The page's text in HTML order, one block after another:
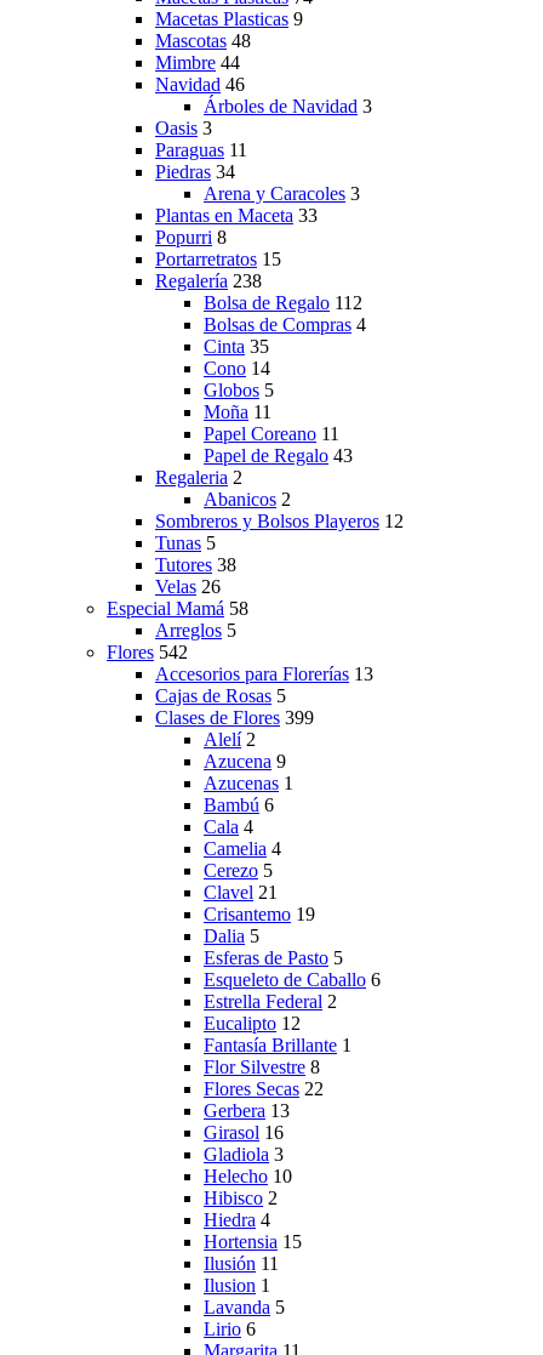
Macetas Plasticas 9
Mascotas 48
Mimbre 44
Navidad 46
Árboles de Navidad 3
Oasis 3
Paraguas 11
Piedras 34
Arena y Caracoles 3
Plantas en Maceta 33
Popurri 8
Portarretratos 15
Regalería 238
Bolsa de Regalo 112
Bolsas de Compras 4
Cinta 35
Cono 14
Globos 5
Moña 11
Papel Coreano 11
Papel de Regalo 43
Regaleria 2
Abanicos 2
Sombreros y Bolsos Playeros 12
Tunas 5
Tutores 38
Velas 26
Especial Mamá 58
Arreglos 5
Flores 542
Accesorios para Florerías 13
Cajas de Rosas 5
Clases de Flores 399
Alelí 2
Azucena 9
Azucenas 1
Bambú 6
Cala 4
Camelia 4
Cerezo 5
Clavel 21
Crisantemo 19
Dalia 5
Esferas de Pasto 5
Esqueleto de Caballo 6
Estrella Federal 2
Eucalipto 12
Fantasía Brillante 1
Flor Silvestre 8
Flores Secas 22
Gerbera 13
Girasol 16
Gladiola 3
Helecho 10
Hibisco 2
Hiedra 4
Hortensia 15
Ilusión 11
Ilusion 1
Lavanda 5
Lirio 6
Margarita 11